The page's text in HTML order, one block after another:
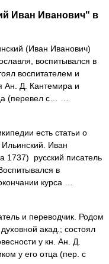
Иван Иванович" в
(Иван Иванович)
воспитывался в
воспитателем и
Ан. Д. Кантемира и
(перевел с… …
есть статьи о
Иван
1737) русский писатель
в
курса …
и переводчик. Родом
акад.; состоял
у кн. Ан. Д.
у его отца (пер. с